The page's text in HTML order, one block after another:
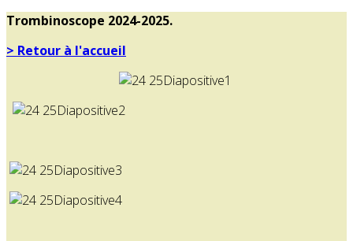
Trombinoscope 2024-2025.
> Retour à l'accueil